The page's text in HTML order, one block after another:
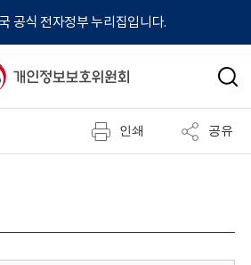
공식 전자정부 누리집입니다.
검
인쇄 공유